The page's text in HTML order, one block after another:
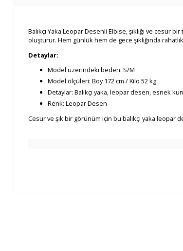
Balıkçı Yaka Leopar Desenli Elbise, şıklığı ve
oluşturur. Hem günlük hem de gece şıklığında
Detaylar:
Model üzerindeki beden: S/M
Model ölçüleri: Boy 172 cm / Kilo 52 kg
Detaylar: Balıkçı yaka, leopar desen, esnek
Renk: Leopar Desen
Cesur ve şık bir görünüm için bu balıkçı yaka leopar